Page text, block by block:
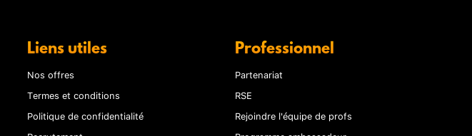
Liens utiles
Nos offres
Termes et conditions
Politique de confidentialité
Professionnel
Partenariat
RSE
Rejoindre l'équipe de profs